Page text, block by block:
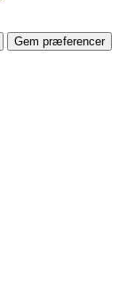
Gem præferencer